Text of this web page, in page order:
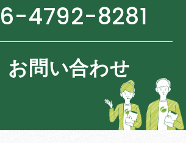
4792-8281
お問い合わせ